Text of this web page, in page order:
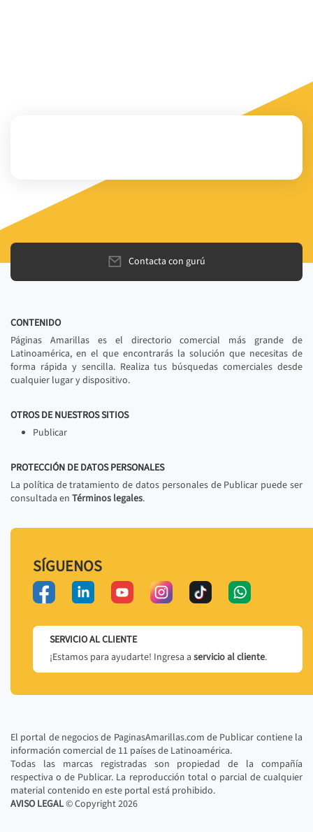
Contacta con gurú
CONTENIDO
Páginas Amarillas es el directorio comercial más grande de
Latinoamérica, en el que encontrarás la solución que necesitas de
forma rápida y sencilla. Realiza tus búsquedas comerciales desde
cualquier lugar y dispositivo.
OTROS DE NUESTROS SITIOS
Publicar
PROTECCIÓN DE DATOS PERSONALES
La política de tratamiento de datos personales de Publicar puede ser
consultada en Términos legales.
SÍGUENOS
SERVICIO AL CLIENTE
¡Estamos para ayudarte! Ingresa a servicio al cliente.
El portal de negocios de PaginasAmarillas.com de Publicar contiene la
información comercial de 11 países de Latinoamérica.
Todas las marcas registradas son propiedad de la compañía
respectiva o de Publicar. La reproducción total o parcial de cualquier
material contenido en este portal está prohibido.
AVISO LEGAL© Copyright2026